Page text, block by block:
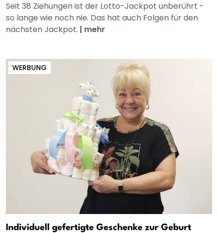
Seit 38 Ziehungen ist der Lotto-Jackpot unberührt -
so lange wie noch nie. Das hat auch Folgen für den
nächsten Jackpot. | mehr
WERBUNG
Individuell gefertigte Geschenke zur Geburt